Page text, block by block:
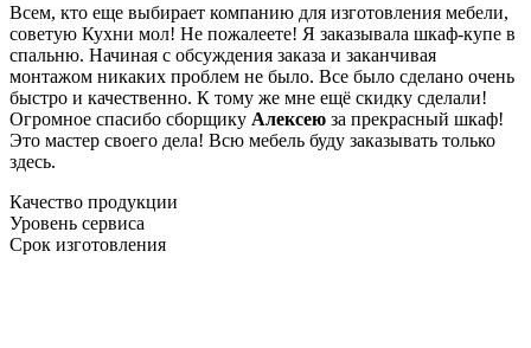
Всем, кто еще выбирает компанию для изготовления мебели,
советую Кухни мол! Не пожалеете! Я заказывала шкаф-купе в
спальню. Начиная с обсуждения заказа и заканчивая
монтажом никаких проблем не было. Все было сделано очень
быстро и качественно. К тому же мне ещё скидку сделали!
Огромное спасибо сборщику Алексею за прекрасный шкаф!
Это мастер своего дела! Всю мебель буду заказывать только
здесь.
Качество продукции
Уровень сервиса
Срок изготовления